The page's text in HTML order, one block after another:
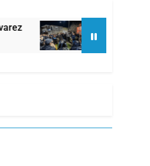
67 barrios full LED en Florencio
4 Horas Atrás